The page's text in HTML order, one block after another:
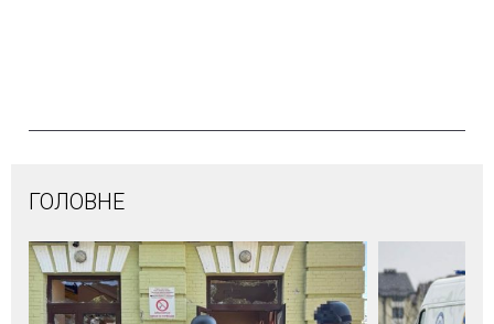
ГОЛОВНЕ